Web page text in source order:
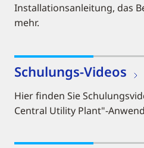
Installationsanleitung, das
mehr.
Schulungs-Videos
Hier finden Sie
Central Utility Plant"-